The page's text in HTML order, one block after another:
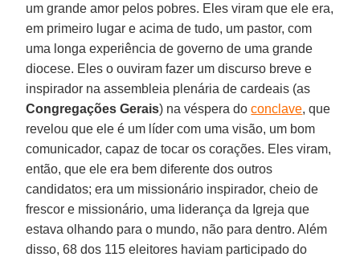
um grande amor pelos pobres. Eles viram que ele era,
em primeiro lugar e acima de tudo, um pastor, com
uma longa experiência de governo de uma grande
diocese. Eles o ouviram fazer um discurso breve e
inspirador na assembleia plenária de cardeais (as
Congregações Gerais) na véspera doconclave, que
revelou que ele é um líder com uma visão, um bom
comunicador, capaz de tocar os corações. Eles viram,
então, que ele era bem diferente dos outros
candidatos; era um missionário inspirador, cheio de
frescor e missionário, uma liderança da Igreja que
estava olhando para o mundo, não para dentro. Além
disso, 68 dos 115 eleitores haviam participado do